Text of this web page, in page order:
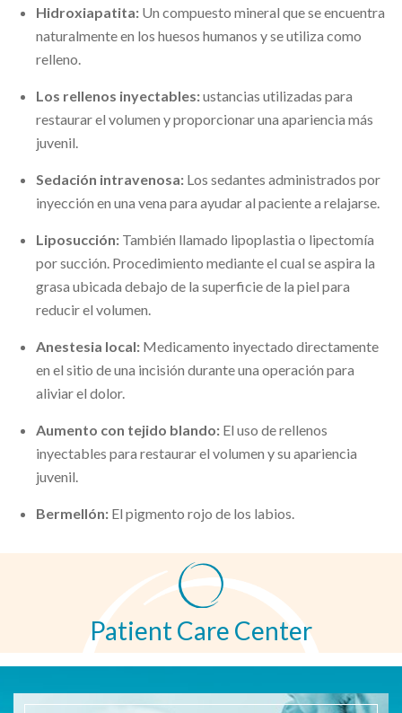
Hidroxiapatita: Un compuesto mineral que se encuentra
naturalmente en los huesos humanos y se utiliza como
relleno.
Los rellenos inyectables:ustancias utilizadas para
restaurar el volumen y proporcionar una apariencia más
juvenil.
Sedación intravenosa: Los sedantes administrados por
inyección en una vena para ayudar al paciente a relajarse.
Liposucción: También llamado lipoplastia o lipectomía
por succión. Procedimiento mediante el cual se aspira la
grasa ubicada debajo de la superficie de la piel para
reducir el volumen.
Anestesia local: Medicamento inyectado directamente
en el sitio de una incisión durante una operación para
aliviar el dolor.
Aumento con tejido blando: El uso de rellenos
inyectables para restaurar el volumen y su apariencia
juvenil.
Bermellón: El pigmento rojo de los labios.
Patient Care Center